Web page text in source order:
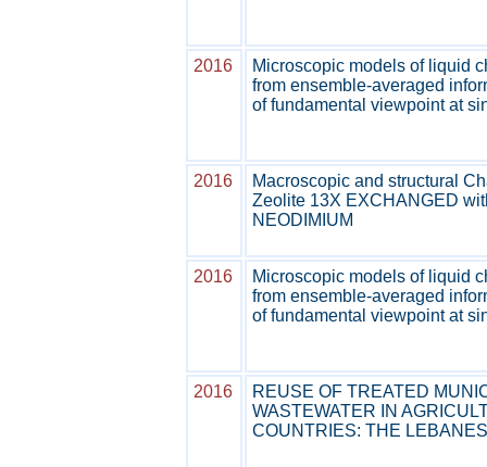
2016
Microscopic models of liquid
from ensemble-averaged
of fundamental viewpoint at
2016
Macroscopic and structural
Zeolite 13X EXCHANGED
NEODIMIUM
2016
Microscopic models of liquid
from ensemble-averaged
of fundamental viewpoint at
2016
REUSE OF TREATED
WASTEWATER IN
COUNTRIES: THE